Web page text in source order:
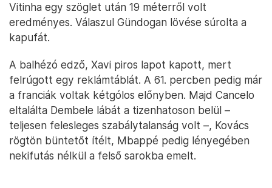
Vitinha egy szöglet után 19 méterről volt
eredményes. Válaszul Gündogan lövése súrolta a
kapufát.
A balhézó edző, Xavi piros lapot kapott, mert
felrúgott egy reklámtáblát. A 61. percben pedig már
a franciák voltak kétgólos előnyben. Majd Cancelo
eltalálta Dembele lábát a tizenhatoson belül –
teljesen felesleges szabálytalanság volt –, Kovács
rögtön büntetőt ítélt, Mbappé pedig lényegében
nekifutás nélkül a felső sarokba emelt.